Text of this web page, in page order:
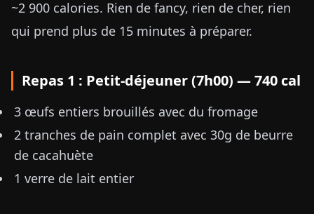
~2 900 calories. Rien de fancy, rien de cher, rien
qui prend plus de 15 minutes à préparer.
Repas 1 : Petit-déjeuner (7h00) — 740 cal
3 œufs entiers brouillés avec du fromage
2 tranches de pain complet avec 30g de beurre
de cacahuète
1 verre de lait entier